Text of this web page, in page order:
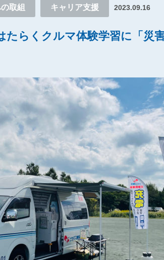
取組 キャリア支援 2023.09.16
たらくクルマ体験学習に「災